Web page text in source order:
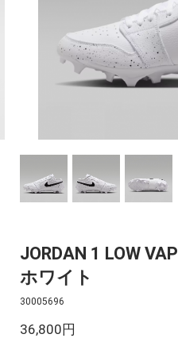
JORDAN 1 LOW
ホワイト
30005696
36,800円